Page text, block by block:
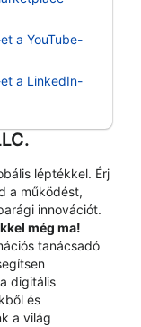
a YouTube-
a LinkedIn-
léptékkel. Érj
a működést,
innovációt.
még ma!
tanácsadó
digitális
és
a világ